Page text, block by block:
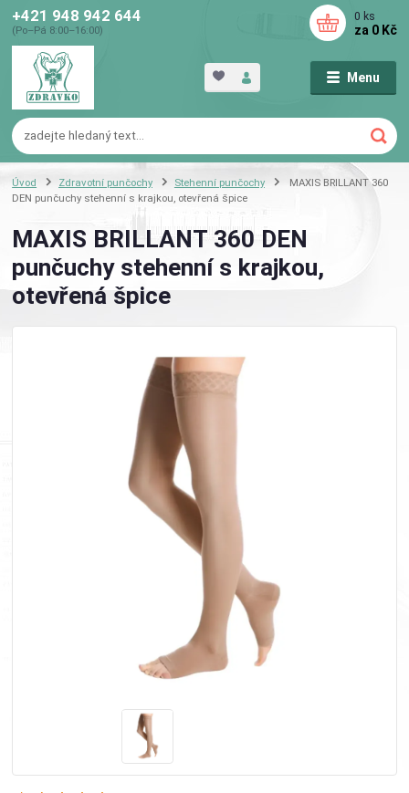
Menu
+421 948 942 644
(Po–Pá 8:00–16:00)
0 ks
za 0 Kč
Úvod Zdravotní punčochy Stehenní punčochy
MAXIS BRILLANT 360
DEN punčuchy stehenní s krajkou, otevřená špice
MAXIS BRILLANT 360 DEN
punčuchy stehenní s krajkou,
otevřená špice